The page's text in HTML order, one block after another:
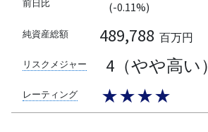
前日比
(-0.11%)
純資産総額 489,788 百万円
リスクメジャー 4（やや高い）
レーティング ★★★★